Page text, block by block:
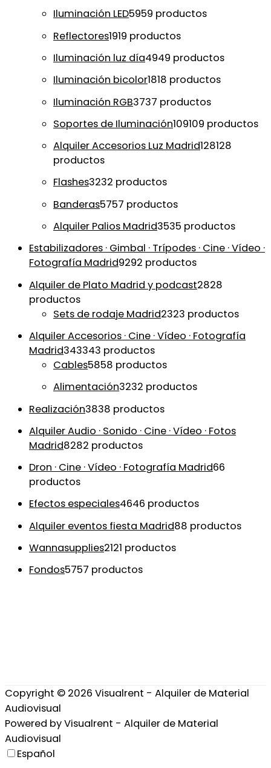
Iluminación LED5959 productos
Reflectores1919 productos
Iluminación luz día4949 productos
Iluminación bicolor1818 productos
Iluminación RGB3737 productos
Soportes de Iluminación109109 productos
Alquiler Accesorios Luz Madrid128128
productos
Flashes3232 productos
Banderas5757 productos
Alquiler Palios Madrid3535 productos
Estabilizadores · Gimbal · Trípodes · Cine · Vídeo ·
Fotografía Madrid9292 productos
Alquiler de Plato Madrid y podcast2828
productos
Sets de rodaje Madrid2323 productos
Alquiler Accesorios · Cine · Vídeo · Fotografía
Madrid343343 productos
Cables5858 productos
Alimentación3232 productos
Realización3838 productos
Alquiler Audio · Sonido · Cine · Vídeo · Fotos
Madrid8282 productos
Dron · Cine · Vídeo · Fotografía Madrid66
productos
Efectos especiales4646 productos
Alquiler eventos fiesta Madrid88 productos
Wannasupplies2121 productos
Fondos5757 productos
Copyright © 2026 Visualrent - Alquiler de Material
Audiovisual
Powered byVisualrent - Alquiler de Material
Audiovisual
Español